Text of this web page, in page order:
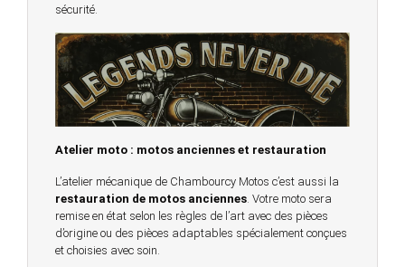
sécurité.
Atelier moto : motos anciennes et restauration
L’atelier mécanique de Chambourcy Motos c’est aussi la
restauration de motos anciennes . Votre moto sera
remise en état selon les règles de l’art avec des pièces
d’origine ou des pièces adaptables spécialement conçues
et choisies avec soin.